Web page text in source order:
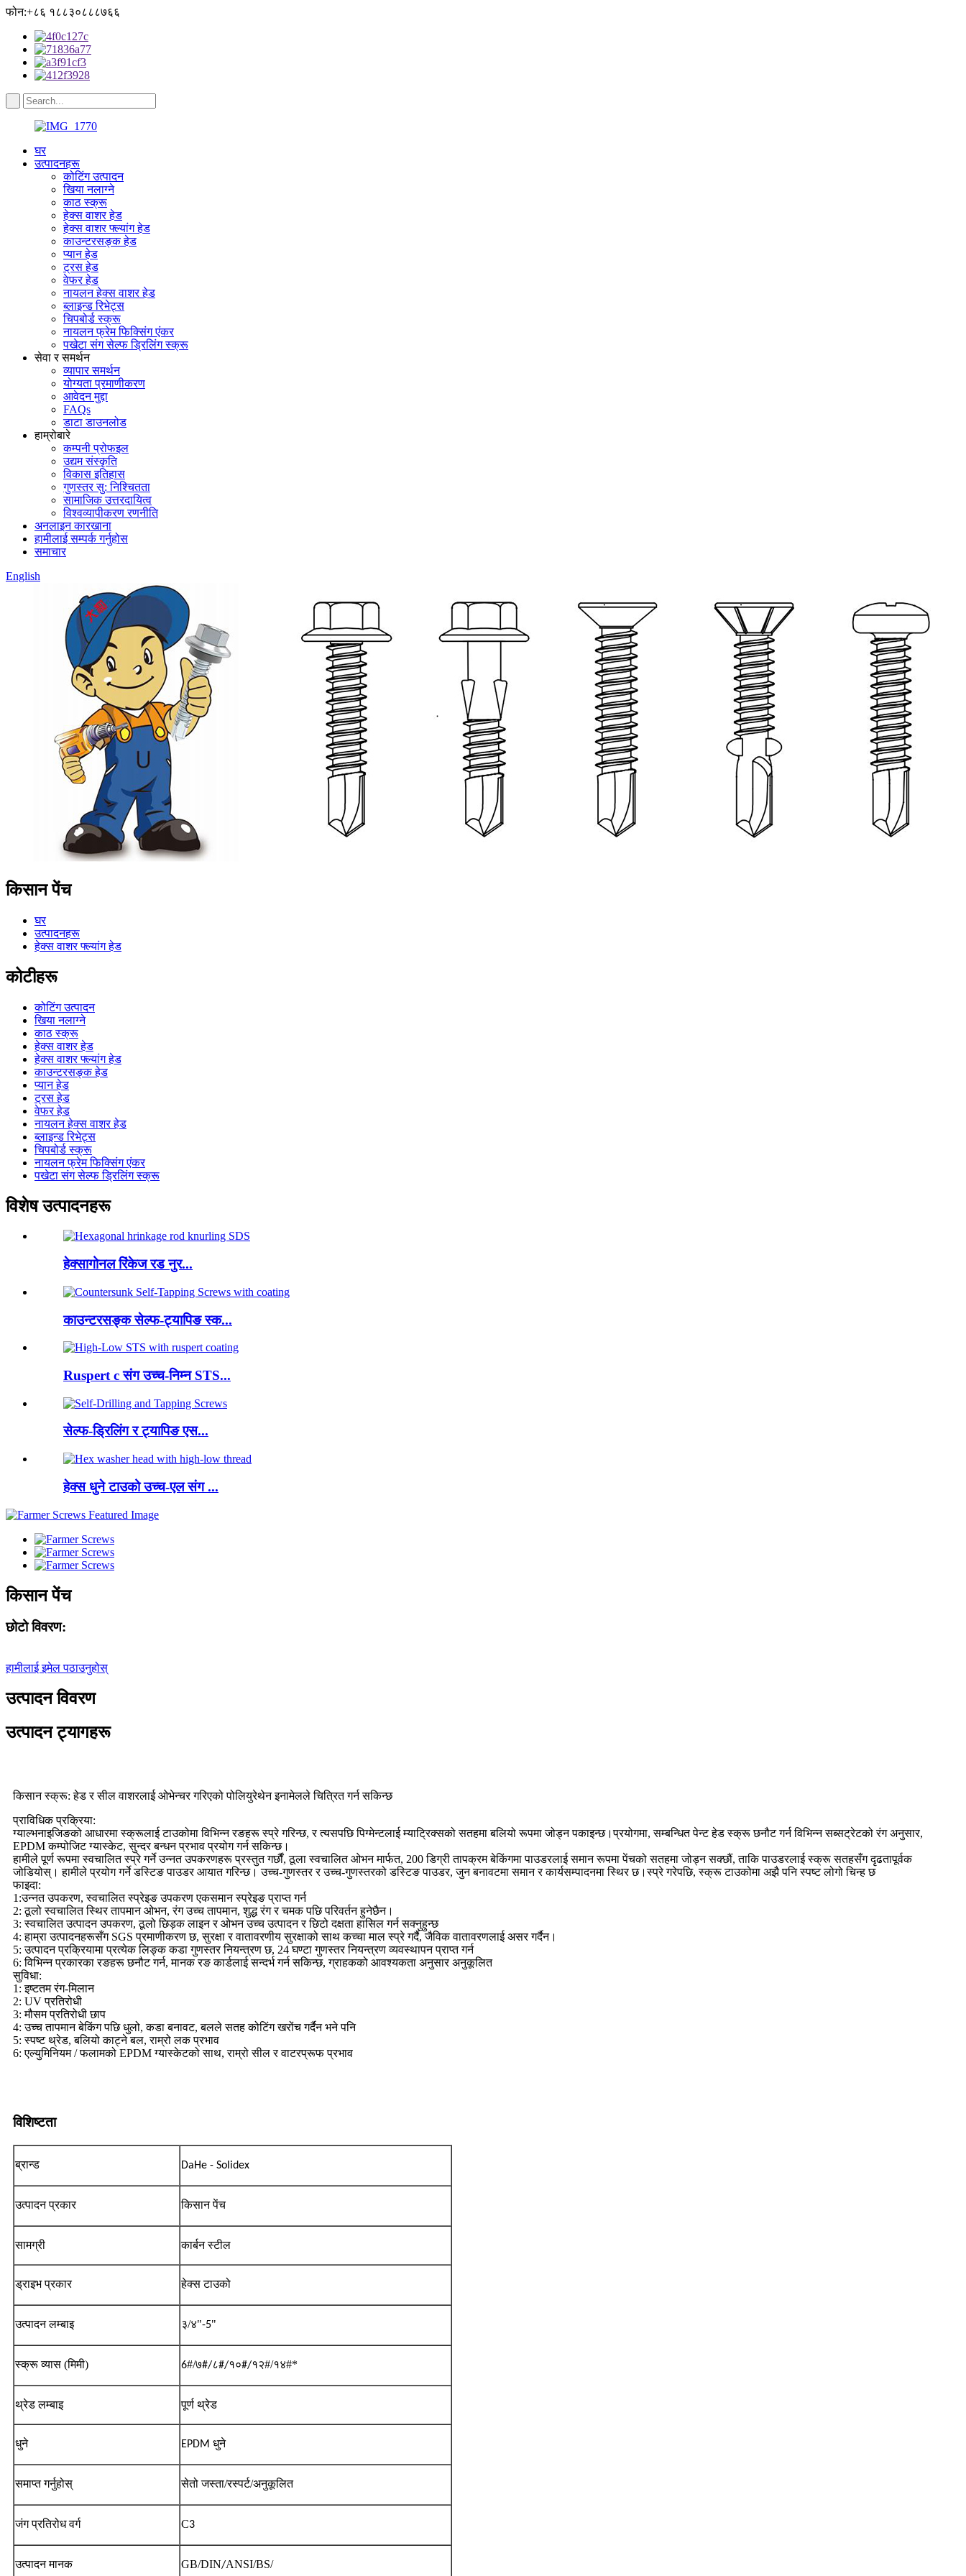
फोन:+८६ १८८३०८८८७६६
घर
उत्पादनहरू
कोटिंग उत्पादन
खिया नलाग्ने
काठ स्क्रू
हेक्स वाशर हेड
हेक्स वाशर फ्ल्यांग हेड
काउन्टरसङ्क हेड
प्यान हेड
ट्रस हेड
वेफर हेड
नायलन हेक्स वाशर हेड
ब्लाइन्ड रिभेट्स
चिपबोर्ड स्क्रू
नायलन फ्रेम फिक्सिंग एंकर
पखेटा संग सेल्फ ड्रिलिंग स्क्रू
सेवा र समर्थन
व्यापार समर्थन
योग्यता प्रमाणीकरण
आवेदन मुद्दा
FAQs
डाटा डाउनलोड
हाम्रोबारे
कम्पनी प्रोफइल
उद्यम संस्कृति
विकास इतिहास
गुणस्तर सु: निश्चितता
सामाजिक उत्तरदायित्व
विश्वव्यापीकरण रणनीति
अनलाइन कारखाना
हामीलाई सम्पर्क गर्नुहोस
समाचार
English
किसान पेंच
घर
उत्पादनहरू
हेक्स वाशर फ्ल्यांग हेड
कोटीहरू
कोटिंग उत्पादन
खिया नलाग्ने
काठ स्क्रू
हेक्स वाशर हेड
हेक्स वाशर फ्ल्यांग हेड
काउन्टरसङ्क हेड
प्यान हेड
ट्रस हेड
वेफर हेड
नायलन हेक्स वाशर हेड
ब्लाइन्ड रिभेट्स
चिपबोर्ड स्क्रू
नायलन फ्रेम फिक्सिंग एंकर
पखेटा संग सेल्फ ड्रिलिंग स्क्रू
विशेष उत्पादनहरू
हेक्सागोनल रिंकेज रड नुर...
काउन्टरसङ्क सेल्फ-ट्यापिङ स्क...
Ruspert c संग उच्च-निम्न STS...
सेल्फ-ड्रिलिंग र ट्यापिङ एस...
हेक्स धुने टाउको उच्च-एल संग ...
किसान पेंच
छोटो विवरण:
हामीलाई इमेल पठाउनुहोस्
उत्पादन विवरण
उत्पादन ट्यागहरू
किसान स्क्रू: हेड र सील वाशरलाई ओभेन्चर गरिएको पोलियुरेथेन इनामेलले चित्रित गर्न सकिन्छ
प्राविधिक प्रक्रिया:
ग्याल्भनाइजिङको आधारमा स्क्रूलाई टाउकोमा विभिन्न रङहरू स्प्रे गरिन्छ, र त्यसपछि पिग्मेन्टलाई म्याट्रिक्सको सतहमा बलियो रूपमा जोड्न पकाइन्छ।प्रयोगमा, सम्बन्धित पेन्ट हेड स्क्रू छनौट गर्न विभिन्न सब्सट्रेटको रंग अनुसार,
EPDM कम्पोजिट ग्यास्केट, सुन्दर बन्धन प्रभाव प्रयोग गर्न सकिन्छ।
हामीले पूर्ण रूपमा स्वचालित स्प्रे गर्ने उन्नत उपकरणहरू प्रस्तुत गर्छौं, ठूला स्वचालित ओभन मार्फत, 200 डिग्री तापक्रम बेकिंगमा पाउडरलाई समान रूपमा पेंचको सतहमा जोड्न सक्छौं, ताकि पाउडरलाई स्क्रू सतहसँग दृढतापूर्वक
जोडियोस्। हामीले प्रयोग गर्ने डस्टिङ पाउडर आयात गरिन्छ। उच्च-गुणस्तर र उच्च-गुणस्तरको डस्टिङ पाउडर, जुन बनावटमा समान र कार्यसम्पादनमा स्थिर छ।स्प्रे गरेपछि, स्क्रू टाउकोमा अझै पनि स्पष्ट लोगो चिन्ह छ
फाइदा:
1:उन्नत उपकरण, स्वचालित स्प्रेइङ उपकरण एकसमान स्प्रेइङ प्राप्त गर्न
2: ठूलो स्वचालित स्थिर तापमान ओभन, रंग उच्च तापमान, शुद्ध रंग र चमक पछि परिवर्तन हुनेछैन।
3: स्वचालित उत्पादन उपकरण, ठूलो छिड़क लाइन र ओभन उच्च उत्पादन र छिटो दक्षता हासिल गर्न सक्नुहुन्छ
4: हाम्रा उत्पादनहरूसँग SGS प्रमाणीकरण छ, सुरक्षा र वातावरणीय सुरक्षाको साथ कच्चा माल स्प्रे गर्दै, जैविक वातावरणलाई असर गर्दैन।
5: उत्पादन प्रक्रियामा प्रत्येक लिङ्क कडा गुणस्तर नियन्त्रण छ, 24 घण्टा गुणस्तर नियन्त्रण व्यवस्थापन प्राप्त गर्न
6: विभिन्न प्रकारका रङहरू छनौट गर्न, मानक रङ कार्डलाई सन्दर्भ गर्न सकिन्छ, ग्राहकको आवश्यकता अनुसार अनुकूलित
सुविधा:
1: इष्टतम रंग-मिलान
2: UV प्रतिरोधी
3: मौसम प्रतिरोधी छाप
4: उच्च तापमान बेकिंग पछि धुलो, कडा बनावट, बलले सतह कोटिंग खरोंच गर्दैन भने पनि
5: स्पष्ट थ्रेड, बलियो काट्ने बल, राम्रो लक प्रभाव
6: एल्युमिनियम / फलामको EPDM ग्यास्केटको साथ, राम्रो सील र वाटरप्रूफ प्रभाव
विशिष्टता
ब्रान्ड DaHe - Solidex
उत्पादन प्रकार किसान पेंच
सामग्री कार्बन स्टील
ड्राइभ प्रकार हेक्स टाउको
उत्पादन लम्बाइ ३/४"-5"
स्क्रू व्यास (मिमी) 6#/७#/८#/१०#/१२#/१४#*
थ्रेड लम्बाइ पूर्ण थ्रेड
धुने EPDM धुने
समाप्त गर्नुहोस् सेतो जस्ता/रस्पर्ट/अनुकूलित
जंग प्रतिरोध वर्ग C3
उत्पादन मानक GB/DIN/ANSI/BS/